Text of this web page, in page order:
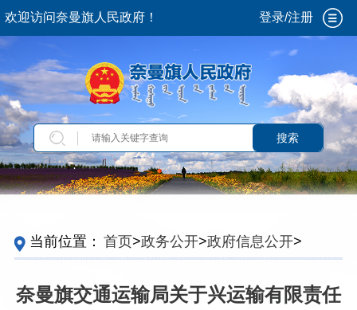
欢迎访问奈曼旗人民政府！ 登录/注册
搜索
当前位置： 首页>政务公开>政府信息公开>
定主动公开内容>行政处罚>处罚决定
​奈曼旗交通运输局关于兴运输有限责任